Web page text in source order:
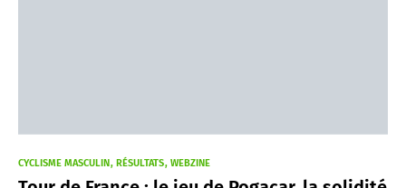
CYCLISME MASCULIN RÉSULTATS WEBZINE